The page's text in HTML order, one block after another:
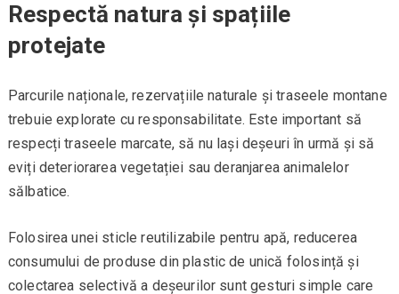
Respectă natura și spațiile
protejate
Parcurile naționale, rezervațiile naturale și traseele montane
trebuie explorate cu responsabilitate. Este important să
respecți traseele marcate, să nu lași deșeuri în urmă și să
eviți deteriorarea vegetației sau deranjarea animalelor
sălbatice.
Folosirea unei sticle reutilizabile pentru apă, reducerea
consumului de produse din plastic de unică folosință și
colectarea selectivă a deșeurilor sunt gesturi simple care